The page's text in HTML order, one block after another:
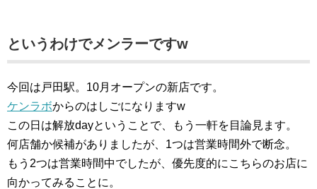
というわけでメンラーですw
今回は戸田駅。10月オープンの新店です。
ケンラボからのはしごになりますw
この日は解放dayということで、もう一軒を目論見ます。
何店舗か候補がありましたが、1つは営業時間外で断念。
もう2つは営業時間中でしたが、優先度的にこちらのお店に
向かってみることに。